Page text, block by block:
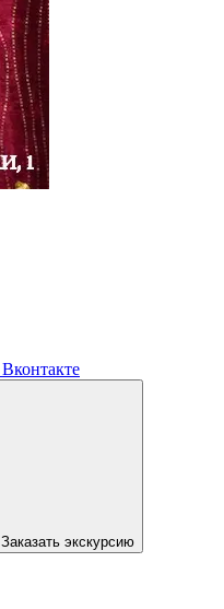
Вконтакте
Заказать экскурсию